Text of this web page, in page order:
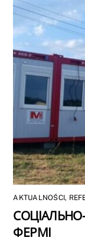
AKTUALNOŚCI,
ФЕРМІ